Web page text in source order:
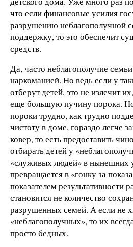
что если финансовые усилия
разрушению неблагополучной
поддержку, то это обеспечит
средств.
Да, часто неблагополучие
наркоманией. Но ведь если у
отберут детей, это не излечит
еще большую пучину порока.
пороки трудно, как трудно
чистоту в доме, гораздо легче
ковер, то есть предоставить
отбирать детей у
«служивых людей» в нынешних
превращается в «гонку за
показателем результативности
становится не количество
разрушенных семей. А если не
«неблагополучных», то их
просто бедных.